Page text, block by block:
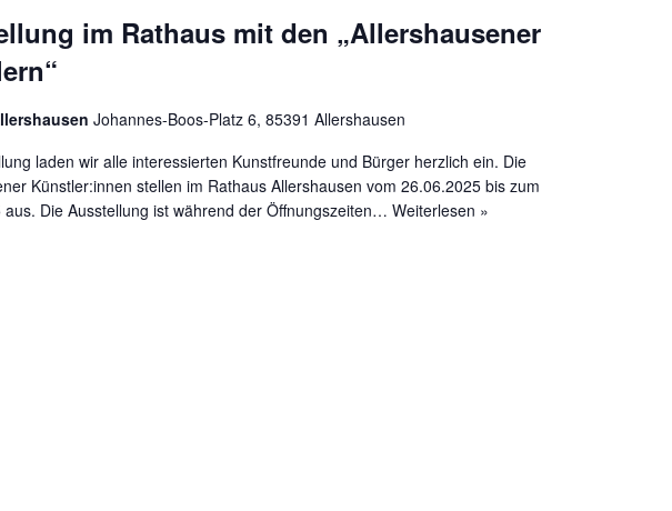
im Rathaus mit den „Allershausener
Johannes-Boos-Platz 6, 85391 Allershausen
laden wir alle interessierten Kunstfreunde und Bürger herzlich ein. Die
Künstler:innen stellen im Rathaus Allershausen vom 26.06.2025 bis zum
aus. Die Ausstellung ist während der Öffnungszeiten… Weiterlesen »